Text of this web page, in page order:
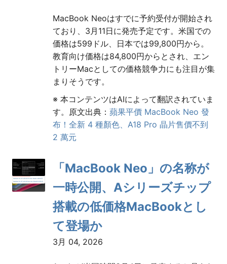
MacBook Neoはすでに予約受付が開始され
ており、3月11日に発売予定です。米国での
価格は599ドル、日本では99,800円から。
教育向け価格は84,800円からとされ、エン
トリーMacとしての価格競争力にも注目が集
まりそうです。
※ 本コンテンツはAIによって翻訳されていま
す。原文出典： 蘋果平價 MacBook Neo 發
布！全新 4 種顏色、A18 Pro 晶片售價不到
2 萬元
「MacBook Neo」の名称が
一時公開、Aシリーズチップ
搭載の低価格MacBookとし
て登場か
3月 04, 2026